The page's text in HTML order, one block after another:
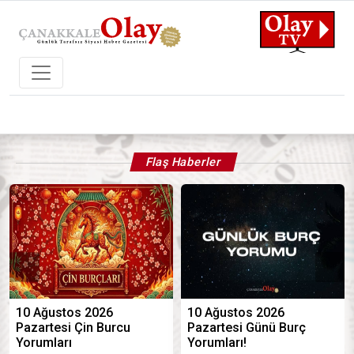
Son Dakika, Güncel Haberler, Köşe
Flaş Haberler
10 Ağustos 2026
Pazartesi Çin Burcu
Yorumları
10 Ağustos 2026
Pazartesi Günü Burç
Yorumları!